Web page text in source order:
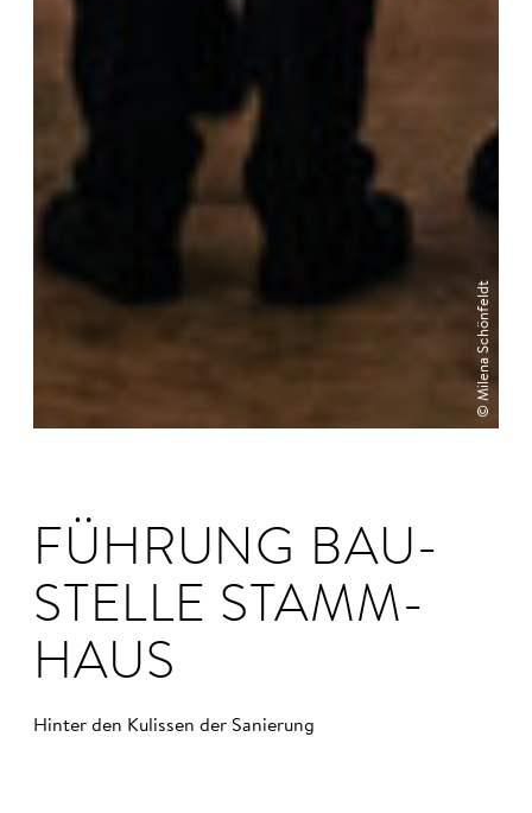
© Milena Schönfeldt
FÜHRUNG BAU­
STELLE STAMM­
HAUS
Hinter den Kulissen der Sa­nie­rung